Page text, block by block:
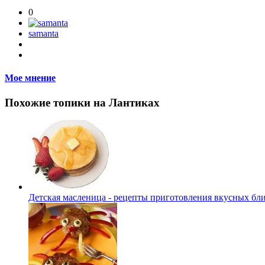
0
samanta
Мое мнение
Похожие топики на Лантиках
Детская масленица - рецепты приготовления вкусных